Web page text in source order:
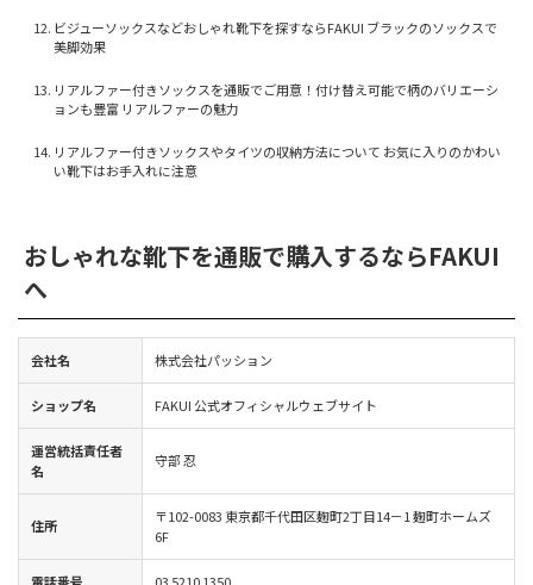
ビジューソックスなどおしゃれ靴下を探すならFAKUI ブラックのソックスで
美脚効果
リアルファー付きソックスを通販でご用意！付け替え可能で柄のバリエーシ
ョンも豊富 リアルファーの魅力
リアルファー付きソックスやタイツの収納方法について お気に入りのかわい
い靴下はお手入れに注意
おしゃれな靴下を通販で購入するならFAKUI
へ
会社名 株式会社パッション
ショップ名 FAKUI 公式オフィシャルウェブサイト
運営統括責任者
名
守部 忍
住所
〒102-0083 東京都千代田区麹町2丁目14－1 麹町ホームズ
6F